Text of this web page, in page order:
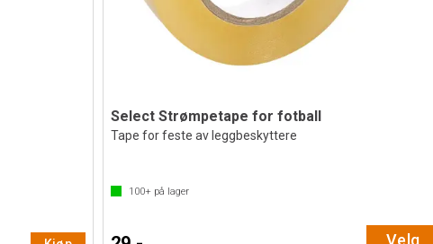
Select Strømpetape for fotball
Tape for feste av leggbeskyttere
100+ på lager